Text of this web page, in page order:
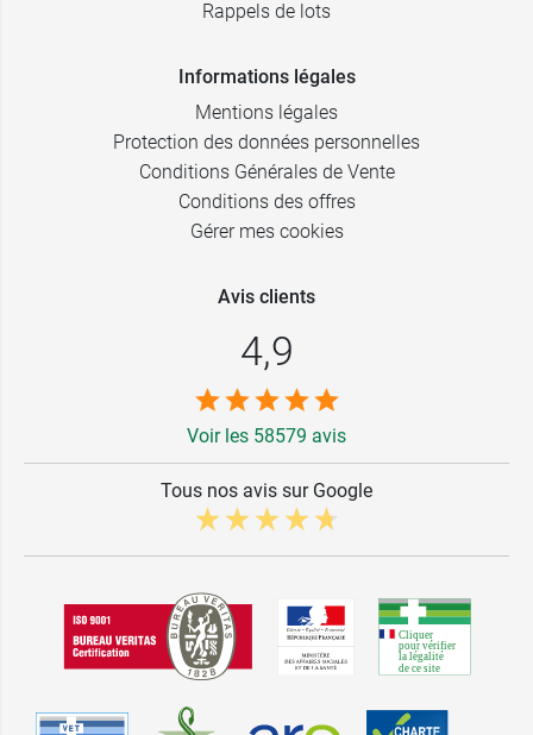
Rappels de lots
Informations légales
Mentions légales
Protection des données personnelles
Conditions Générales de Vente
Conditions des offres
Gérer mes cookies
Avis clients
4,9
Voir les 58579 avis
Tous nos avis sur Google